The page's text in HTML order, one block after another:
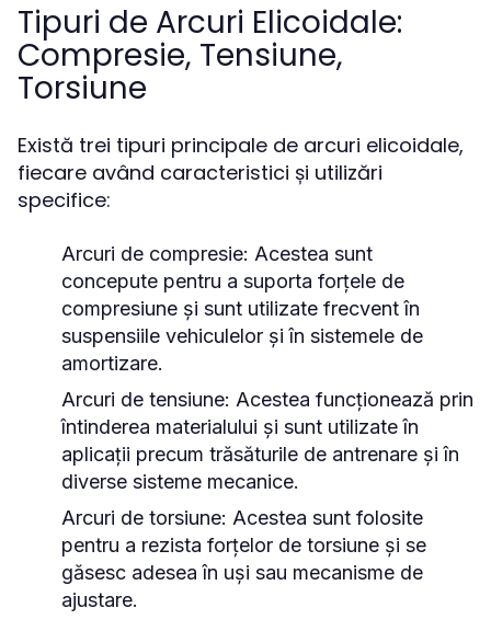
Tipuri de Arcuri Elicoidale:
Compresie, Tensiune,
Torsiune
Există trei tipuri principale de arcuri elicoidale,
fiecare având caracteristici și utilizări
specifice:
Arcuri de compresie: Acestea sunt
concepute pentru a suporta forțele de
compresiune și sunt utilizate frecvent în
suspensiile vehiculelor și în sistemele de
amortizare.
Arcuri de tensiune: Acestea funcționează prin
întinderea materialului și sunt utilizate în
aplicații precum trăsăturile de antrenare și în
diverse sisteme mecanice.
Arcuri de torsiune: Acestea sunt folosite
pentru a rezista forțelor de torsiune și se
găsesc adesea în uși sau mecanisme de
ajustare.